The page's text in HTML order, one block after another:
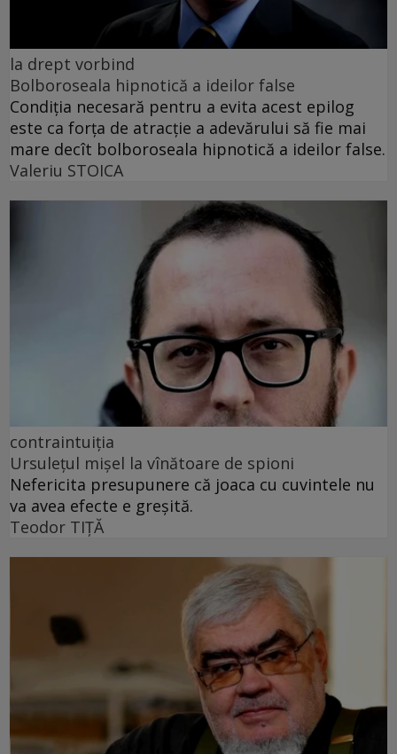
la drept vorbind
Bolboroseala hipnotică a ideilor false
Condiția necesară pentru a evita acest epilog
este ca forța de atracție a adevărului să fie mai
mare decît bolboroseala hipnotică a ideilor false.
Valeriu STOICA
contraintuiția
Ursulețul mișel la vînătoare de spioni
Nefericita presupunere că joaca cu cuvintele nu
va avea efecte e greșită.
Teodor TIŢĂ